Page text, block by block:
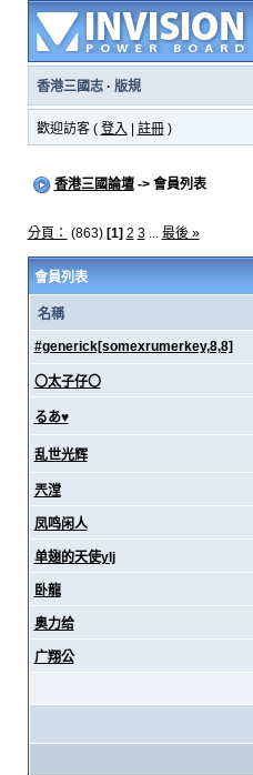
香港三國志· 版規
歡迎訪客 ( 登入 註冊)
香港三國論壇-> 會員列表
分頁： (863) [1] 2 3... 最後 »
會員列表
名稱
#generick[somexrumerkey,8,8]
〇太子仔〇
るあ♥
乱世光辉
兲漟
凤鸣闲人
单翅的天使ylj
卧龍
奥力给
广翔公